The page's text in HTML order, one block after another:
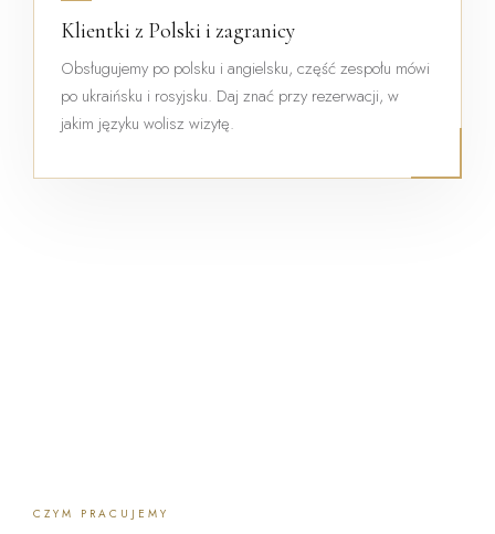
Klientki z Polski i zagranicy
Obsługujemy po polsku i angielsku, część zespołu mówi
po ukraińsku i rosyjsku. Daj znać przy rezerwacji, w
jakim języku wolisz wizytę.
CZYM PRACUJEMY